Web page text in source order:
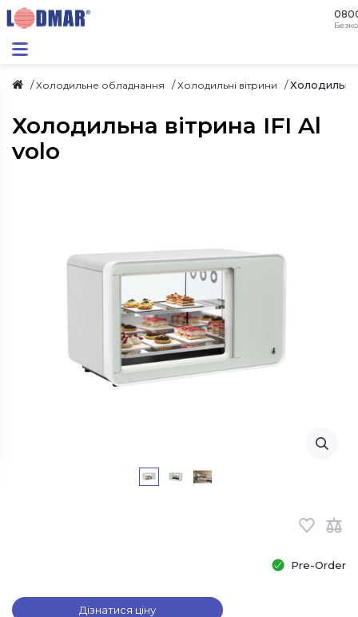
Холодильне обладнання Холодильні вітрини Холодильна
Холодильна вітрина IFI Al
volo
Pre-Order
Дізнатися ціну